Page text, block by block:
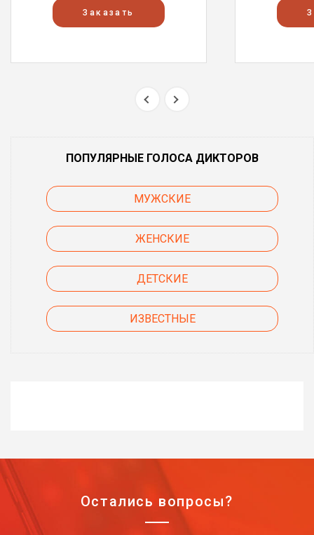
Заказать
ПОПУЛЯРНЫЕ ГОЛОСА ДИКТОРОВ
МУЖСКИЕ
ЖЕНСКИЕ
ДЕТСКИЕ
ИЗВЕСТНЫЕ
Остались вопросы?